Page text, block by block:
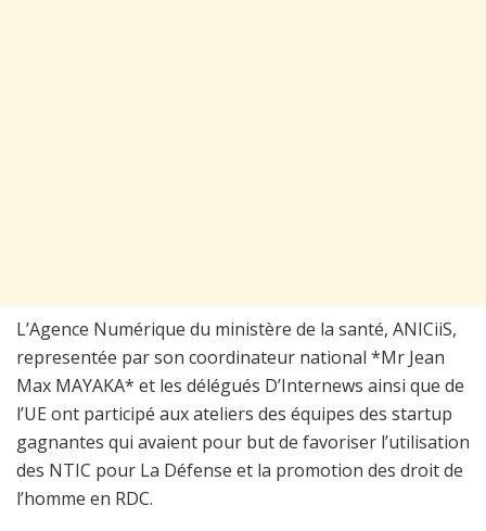
L’Agence Numérique du ministère de la santé, ANICiiS,
representée par son coordinateur national *Mr Jean
Max MAYAKA* et les délégués D’Internews ainsi que de
l’UE ont participé aux ateliers des équipes des startup
gagnantes qui avaient pour but de favoriser l’utilisation
des NTIC pour La Défense et la promotion des droit de
l’homme en RDC.